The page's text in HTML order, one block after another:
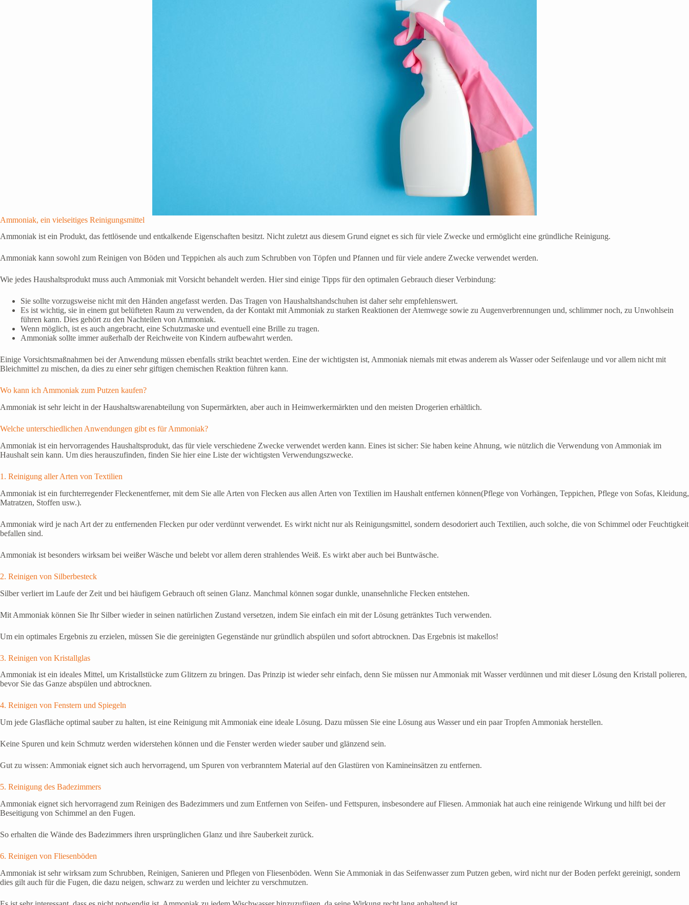
Ammoniak, ein vielseitiges Reinigungsmittel
Ammoniak ist ein Produkt, das fettlösende und entkalkende Eigenschaften besitzt. Nicht zuletzt aus diesem Grund eignet es sich für viele Zwecke und ermöglicht eine gründliche Reinigung.
Ammoniak kann sowohl zum Reinigen von Böden und Teppichen als auch zum Schrubben von Töpfen und Pfannen und für viele andere Zwecke verwendet werden.
Wie jedes Haushaltsprodukt muss auch Ammoniak mit Vorsicht behandelt werden. Hier sind einige Tipps für den optimalen Gebrauch dieser Verbindung:
Sie sollte vorzugsweise nicht mit den Händen angefasst werden. Das Tragen von Haushaltshandschuhen ist daher sehr empfehlenswert.
Es ist wichtig, sie in einem gut belüfteten Raum zu verwenden, da der Kontakt mit Ammoniak zu starken Reaktionen der Atemwege sowie zu Augenverbrennungen und, schlimmer noch, zu Unwohlsein
führen kann. Dies gehört zu den Nachteilen von Ammoniak.
Wenn möglich, ist es auch angebracht, eine Schutzmaske und eventuell eine Brille zu tragen.
Ammoniak sollte immer außerhalb der Reichweite von Kindern aufbewahrt werden.
Einige Vorsichtsmaßnahmen bei der Anwendung müssen ebenfalls strikt beachtet werden. Eine der wichtigsten ist, Ammoniak niemals mit etwas anderem als Wasser oder Seifenlauge und vor allem nicht mit
Bleichmittel zu mischen, da dies zu einer sehr giftigen chemischen Reaktion führen kann.
Wo kann ich Ammoniak zum Putzen kaufen?
Ammoniak ist sehr leicht in der Haushaltswarenabteilung von Supermärkten, aber auch in Heimwerkermärkten und den meisten Drogerien erhältlich.
Welche unterschiedlichen Anwendungen gibt es für Ammoniak?
Ammoniak ist ein hervorragendes Haushaltsprodukt, das für viele verschiedene Zwecke verwendet werden kann. Eines ist sicher: Sie haben keine Ahnung, wie nützlich die Verwendung von Ammoniak im
Haushalt sein kann. Um dies herauszufinden, finden Sie hier eine Liste der wichtigsten Verwendungszwecke.
1. Reinigung aller Arten von Textilien
Ammoniak ist ein furchterregender Fleckenentferner, mit dem Sie alle Arten von Flecken aus allen Arten von Textilien im Haushalt entfernen können(Pflege von Vorhängen, Teppichen, Pflege von Sofas, Kleidung,
Matratzen, Stoffen usw.).
Ammoniak wird je nach Art der zu entfernenden Flecken pur oder verdünnt verwendet. Es wirkt nicht nur als Reinigungsmittel, sondern desodoriert auch Textilien, auch solche, die von Schimmel oder Feuchtigkeit
befallen sind.
Ammoniak ist besonders wirksam bei weißer Wäsche und belebt vor allem deren strahlendes Weiß. Es wirkt aber auch bei Buntwäsche.
2. Reinigen von Silberbesteck
Silber verliert im Laufe der Zeit und bei häufigem Gebrauch oft seinen Glanz. Manchmal können sogar dunkle, unansehnliche Flecken entstehen.
Mit Ammoniak können Sie Ihr Silber wieder in seinen natürlichen Zustand versetzen, indem Sie einfach ein mit der Lösung getränktes Tuch verwenden.
Um ein optimales Ergebnis zu erzielen, müssen Sie die gereinigten Gegenstände nur gründlich abspülen und sofort abtrocknen. Das Ergebnis ist makellos!
3. Reinigen von Kristallglas
Ammoniak ist ein ideales Mittel, um Kristallstücke zum Glitzern zu bringen. Das Prinzip ist wieder sehr einfach, denn Sie müssen nur Ammoniak mit Wasser verdünnen und mit dieser Lösung den Kristall polieren,
bevor Sie das Ganze abspülen und abtrocknen.
4. Reinigen von Fenstern und Spiegeln
Um jede Glasfläche optimal sauber zu halten, ist eine Reinigung mit Ammoniak eine ideale Lösung. Dazu müssen Sie eine Lösung aus Wasser und ein paar Tropfen Ammoniak herstellen.
Keine Spuren und kein Schmutz werden widerstehen können und die Fenster werden wieder sauber und glänzend sein.
Gut zu wissen: Ammoniak eignet sich auch hervorragend, um Spuren von verbranntem Material auf den Glastüren von Kamineinsätzen zu entfernen.
5. Reinigung des Badezimmers
Ammoniak eignet sich hervorragend zum Reinigen des Badezimmers und zum Entfernen von Seifen- und Fettspuren, insbesondere auf Fliesen. Ammoniak hat auch eine reinigende Wirkung und hilft bei der
Beseitigung von Schimmel an den Fugen.
So erhalten die Wände des Badezimmers ihren ursprünglichen Glanz und ihre Sauberkeit zurück.
6. Reinigen von Fliesenböden
Ammoniak ist sehr wirksam zum Schrubben, Reinigen, Sanieren und Pflegen von Fliesenböden. Wenn Sie Ammoniak in das Seifenwasser zum Putzen geben, wird nicht nur der Boden perfekt gereinigt, sondern
dies gilt auch für die Fugen, die dazu neigen, schwarz zu werden und leichter zu verschmutzen.